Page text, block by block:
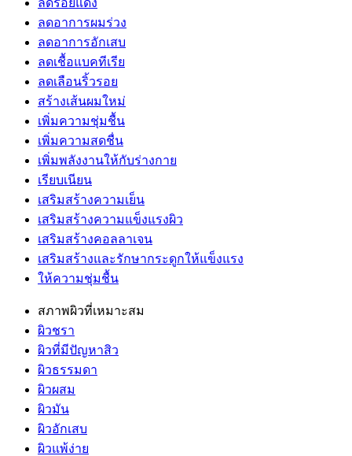
ลดรอยแดง
ลดอาการผมร่วง
ลดอาการอักเสบ
ลดเชื้อแบคทีเรีย
ลดเลือนริ้วรอย
สร้างเส้นผมใหม่
เพิ่มความชุ่มชื้น
เพิ่มความสดชื่น
เพิ่มพลังงานให้กับร่างกาย
เรียบเนียน
เสริมสร้างความเย็น
เสริมสร้างความแข็งแรงผิว
เสริมสร้างคอลลาเจน
เสริมสร้างและรักษากระดูกให้แข็งแรง
ให้ความชุ่มชื้น
สภาพผิวที่เหมาะสม
ผิวชรา
ผิวที่มีปัญหาสิว
ผิวธรรมดา
ผิวผสม
ผิวมัน
ผิวอักเสบ
ผิวแพ้ง่าย